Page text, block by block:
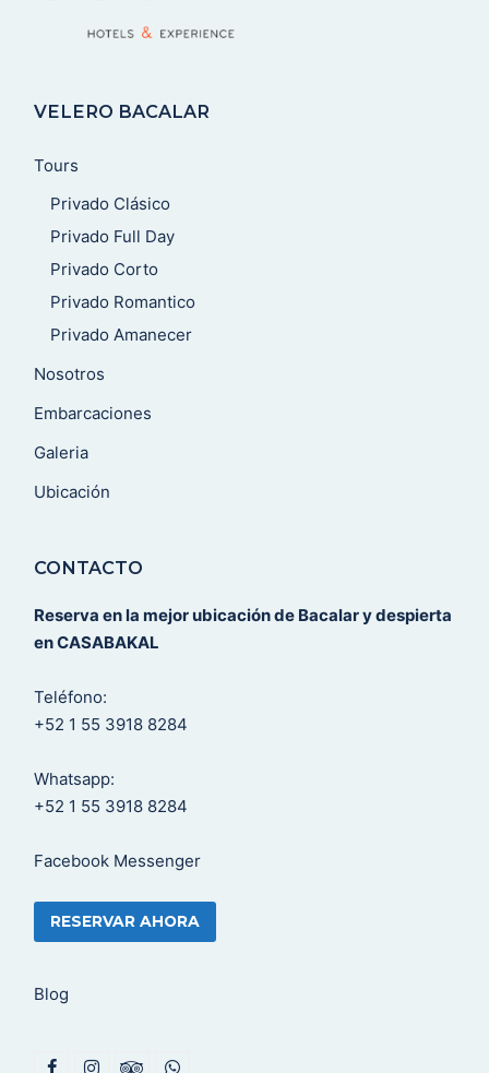
VELERO BACALAR
Tours
Privado Clásico
Privado Full Day
Privado Corto
Privado Romantico
Privado Amanecer
Nosotros
Embarcaciones
Galeria
Ubicación
CONTACTO
Reserva en la mejor ubicación de Bacalar y despierta
en CASABAKAL
Teléfono:
+52 1 55 3918 8284
Whatsapp:
+52 1 55 3918 8284
Facebook Messenger
RESERVAR AHORA
Blog
F
W